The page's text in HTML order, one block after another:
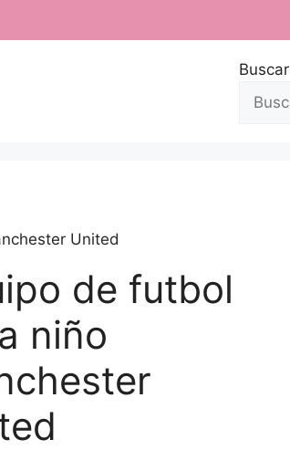
Buscar
United
de futbol
niño